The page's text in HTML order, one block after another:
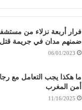
فرار أربعة نزلاء من
ضمنهم مدان في جريمة
06/01/2023
ما هكذا يجب التعامل مع
أمن المغرب
11/16/2025